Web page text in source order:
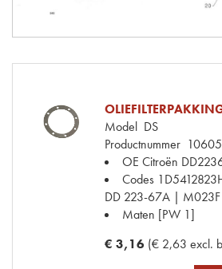
Model DS
Productnummer
OE Citroën
Codes
DD 223-67A |
Maten [PW 1]
€ 3,16 (€ 2,63 excl.